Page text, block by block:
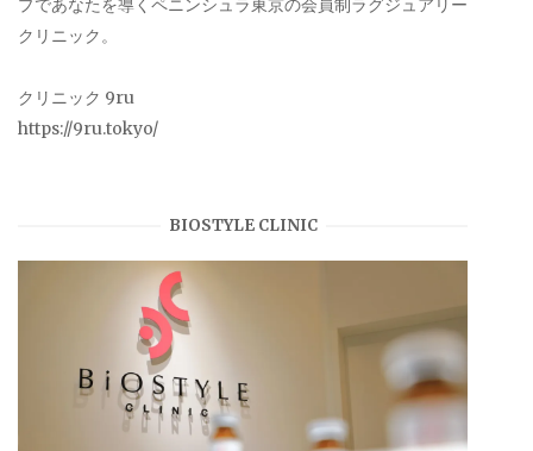
プであなたを導くペニンシュラ東京の会員制ラグジュアリー
クリニック。
クリニック 9ru
https://9ru.tokyo/
BIOSTYLE CLINIC